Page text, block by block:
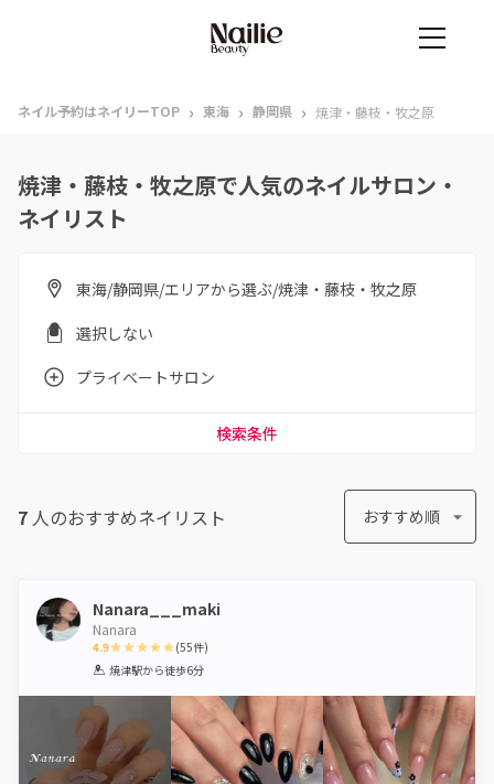
ネイル予約はネイリーTOP › 東海 › 静岡県 › 焼津・藤枝・牧之原
焼津・藤枝・牧之原で人気のネイルサロン・
ネイリスト
東海/静岡県/エリアから選ぶ/焼津・藤枝・牧之原
選択しない
プライベートサロン
検索条件
7 人のおすすめネイリスト おすすめ順
Nanara___maki
Nanara
4.9
1 2 3 4 5
(55件)
焼津駅から徒歩6分